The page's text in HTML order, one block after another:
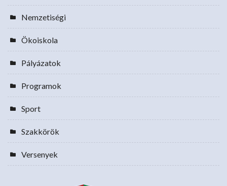
Nemzetiségi
Ökoiskola
Pályázatok
Programok
Sport
Szakkörök
Versenyek